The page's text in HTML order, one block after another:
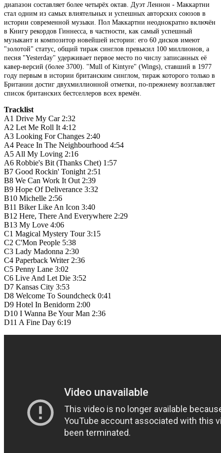
диапазон составляет более четырёх октав. Дуэт Леннон - Маккартни
стал одним из самых влиятельных и успешных авторских союзов в
истории современной музыки. Пол Маккартни неоднократно включён
в Книгу рекордов Гиннесса, в частности, как самый успешный
музыкант и композитор новейшей истории: его 60 дисков имеют
"золотой" статус, общий тираж синглов превысил 100 миллионов, а
песня "Yesterday" удерживает первое место по числу записанных её
кавер-версий (более 3700). "Mull of Kintyre" (Wings), ставший в 1977
году первым в истории британским синглом, тираж которого только в
Британии достиг двухмиллионной отметки, по-прежнему возглавляет
список британских бестселлеров всех времён.
Tracklist
A1 Drive My Car 2:32
A2 Let Me Roll It 4:12
A3 Looking For Changes 2:40
A4 Peace In The Neighbourhood 4:54
A5 All My Loving 2:16
A6 Robbie's Bit (Thanks Chet) 1:57
B7 Good Rockin' Tonight 2:51
B8 We Can Work It Out 2:39
B9 Hope Of Deliverance 3:32
B10 Michelle 2:56
B11 Biker Like An Icon 3:40
B12 Here, There And Everywhere 2:29
B13 My Love 4:06
C1 Magical Mystery Tour 3:15
C2 C'Mon People 5:38
C3 Lady Madonna 2:30
C4 Paperback Writer 2:36
C5 Penny Lane 3:02
C6 Live And Let Die 3:52
D7 Kansas City 3:53
D8 Welcome To Soundcheck 0:41
D9 Hotel In Benidorm 2:00
D10 I Wanna Be Your Man 2:36
D11 A Fine Day 6:19